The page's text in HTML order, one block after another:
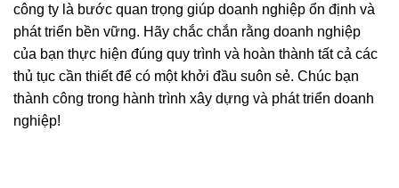
công ty là bước quan trọng giúp doanh nghiệp ổn định và
phát triển bền vững. Hãy chắc chắn rằng doanh nghiệp
của bạn thực hiện đúng quy trình và hoàn thành tất cả các
thủ tục cần thiết để có một khởi đầu suôn sẻ. Chúc bạn
thành công trong hành trình xây dựng và phát triển doanh
nghiệp!